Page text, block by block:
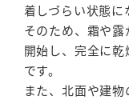
着しづらい状態に
そのため、霜や露
開始し、完全に
です。
また、北面や建物